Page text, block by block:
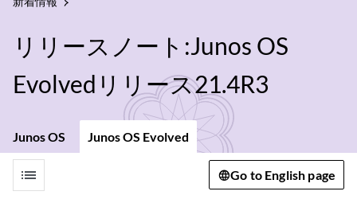
リリースノート:Junos OS
Evolvedリリース21.4R3
Junos OS Junos OS Evolved
list Go to English page